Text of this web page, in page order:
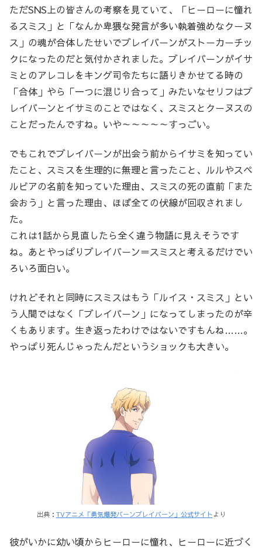
ただSNS上の皆さんの考察を見ていて、「ヒーローに憧れ
るスミス」と「なんか卑猥な発言が多い執着強めなクーヌ
ス」の魂が合体したせいでブレイバーンがストーカーチッ
クになったのだと気付かされました。ブレイバーンがイサ
ミとのアレコレをキング司令たちに語りきかせてる時の
「合体」やら「一つに混じり合って」みたいなセリフはブ
レイバーンとイサミのことではなく、スミスとクーヌスの
ことだったんですね。いや～～～～～すっごい。
でもこれでブレイバーンが出会う前からイサミを知ってい
たこと、スミスを生理的に無理と言ったこと、ルルやスペ
ルビアの名前を知っていた理由、スミスの死の直前「また
会おう」と言った理由、ほぼ全ての伏線が回収されまし
た。
これは1話から見直したら全く違う物語に見えそうです
ね。あとやっぱりブレイバーン＝スミスと考えるだけでい
ろいろ面白い。
けれどそれと同時にスミスはもう「ルイス・スミス」とい
う人間ではなく「ブレイバーン」になってしまったのが辛
くもあります。生き返ったわけではないですもんね……。
やっぱり死んじゃったんだというショックも大きい。
出典： TVアニメ「勇気爆発バーンブレイバーン」公式サイト より
彼がいかに幼い頃からヒーローに憧れ、ヒーローに近づく